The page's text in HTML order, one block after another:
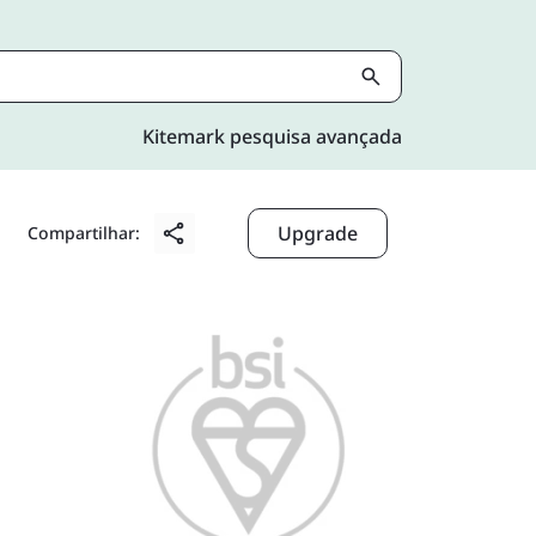
Kitemark pesquisa avançada
Compartilhar: Upgrade